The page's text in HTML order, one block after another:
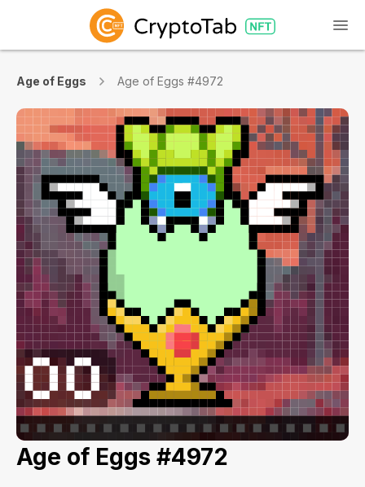
Age of Eggs Age of Eggs #4972
Age of Eggs #4972